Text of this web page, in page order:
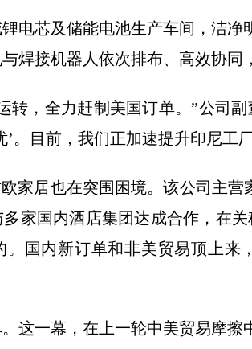
芯及储能电池生产车间，洁净
焊接机器人依次排布、高效协同
，全力赶制美国订单。”公司副
’。目前，我们正加速提升印尼工
居也在突围困境。该公司主营
家国内酒店集团达成合作，在
。国内新订单和非美贸易顶上来
一幕，在上一轮中美贸易摩擦